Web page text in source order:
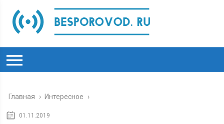
Главная › Интересное ›
01.11.2019